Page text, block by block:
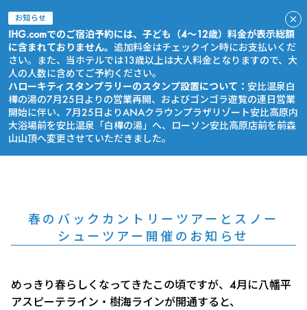
お知らせ
IHG.comでのご宿泊予約には、子ども（4～12歳）料金が表示総額
に含まれておりません。 追加料金はチェックイン時にお支払いくだ
さい。また、当ホテルでは13歳以上は大人料金となりますので、大
人の人数に含めてご予約ください。
ハローキティスタンプラリーのスタンプ設置について： 安比温泉白
樺の湯の7月25日よりの営業再開、およびゴンゴラ遊覧の連日営業
開始に伴い、7月25日よりANAクラウンプラザリゾート安比高原内
大浴場前を安比温泉「白樺の湯」へ、ローソン安比高原店前を前森
山山頂へ変更させていただきました。
春のバックカントリーツアーとスノー
シューツアー開催のお知らせ
めっきり春らしくなってきたこの頃ですが、4月に八幡平
アスピーテライン・樹海ラインが開通すると、